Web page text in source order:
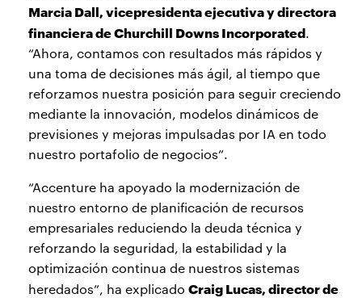
Marcia Dall, vicepresidenta ejecutiva y directora
financiera de Churchill Downs Incorporated.
“Ahora, contamos con resultados más rápidos y
una toma de decisiones más ágil, al tiempo que
reforzamos nuestra posición para seguir creciendo
mediante la innovación, modelos dinámicos de
previsiones y mejoras impulsadas por IA en todo
nuestro portafolio de negocios”.
“Accenture ha apoyado la modernización de
nuestro entorno de planificación de recursos
empresariales reduciendo la deuda técnica y
reforzando la seguridad, la estabilidad y la
optimización continua de nuestros sistemas
heredados”, ha explicado Craig Lucas, director de